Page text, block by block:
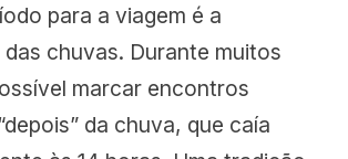
para a viagem é a
chuvas. Durante muitos
marcar encontros
da chuva, que caía